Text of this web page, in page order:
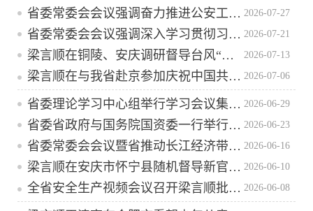
2026-07-27
省委常委会会议强调奋力推进公安工作现代化 更好促进高水平安全和高质量发展梁言顺主持并讲话
2026-07-21
省委常委会会议强调深入学习贯彻习近平总书记重要讲话精神 以安徽担当助力国家高水平科技自立自强梁言顺主持并讲话
2026-07-13
梁言顺在铜陵、安庆调研督导台风“巴威”防范应对工作时强调坚持人民至上生命至上 全力打好防汛防台风硬仗
2026-07-06
梁言顺在与我省赴京参加庆祝中国共产党成立105周年活动人员座谈交流时强调认真学习贯彻习近平总书记重要讲话精神弘扬伟大建党精神在新征程上书写优异答卷王清宪主持
2026-06-29
省委理论学习中心组举行学习会议集中研读《习近平党建文选》第一卷、第二卷
2026-06-23
省委省政府与国务院国资委一行举行工作座谈梁言顺谭作钧出席
2026-06-16
省委常委会会议暨省推动长江经济带发展领导小组会议强调深入学习贯彻习近平总书记重要讲话指示批示精神 在长江经济带发展战略中发挥更大作用梁言顺主持并讲话
2026-06-10
梁言顺在安庆市怀宁县随机督导新官不理旧账和盲目蛮干方面突出问题集中整治时强调勇于直面问题强化责任担当 以敢啃硬骨头的韧劲推进整改整治
2026-06-08
全省安全生产视频会议召开梁言顺批示 王清宪讲话